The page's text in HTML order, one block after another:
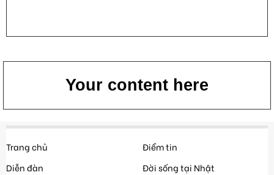
Your content here
Trang chủ
Diễn đàn
Điểm tin
Đời sống tại Nhật